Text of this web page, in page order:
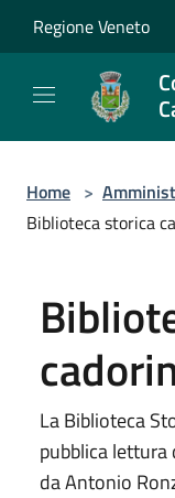
Regione Veneto
Home >
Biblioteca storica
La Biblioteca
pubblica
da Antonio